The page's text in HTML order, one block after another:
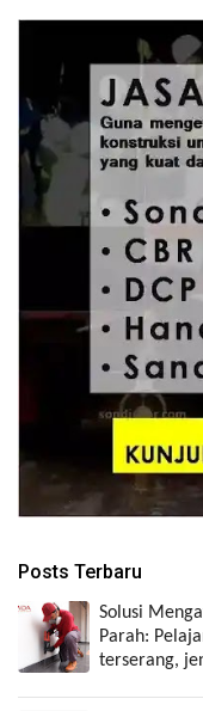
Posts Terbaru
Solusi
Parah:
terserang,